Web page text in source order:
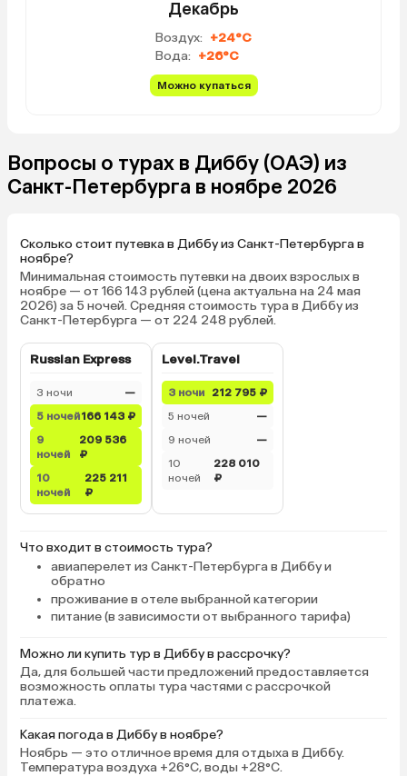
Декабрь
Воздух: +24°C
Вода: +26°C
Можно купаться
Вопросы о турах в Диббу (ОАЭ) из
Санкт-Петербурга в ноябре 2026
Сколько стоит путевка в Диббу из Санкт-Петербурга в
ноябре?
Минимальная стоимость путевки на двоих взрослых в
ноябре — от 166 143 рублей (цена актуальна на 24 мая
2026) за 5 ночей. Средняя стоимость тура в Диббу из
Санкт-Петербурга — от 224 248 рублей.
Russian Express
3 ночи
—
5 ночей166 143 ₽
9
ночей
209 536
₽
10
ночей
225 211
₽
Level.Travel
3 ночи
212 795 ₽
5 ночей
—
9 ночей
—
10
ночей
228 010
₽
Что входит в стоимость тура?
авиаперелет из Санкт-Петербурга в Диббу и
обратно
проживание в отеле выбранной категории
питание (в зависимости от выбранного тарифа)
Можно ли купить тур в Диббу в рассрочку?
Да, для большей части предложений предоставляется
возможность оплаты тура частями с рассрочкой
платежа.
Какая погода в Диббу в ноябре?
Ноябрь — это отличное время для отдыха в Диббу.
Температура воздуха +26°C, воды +28°C.